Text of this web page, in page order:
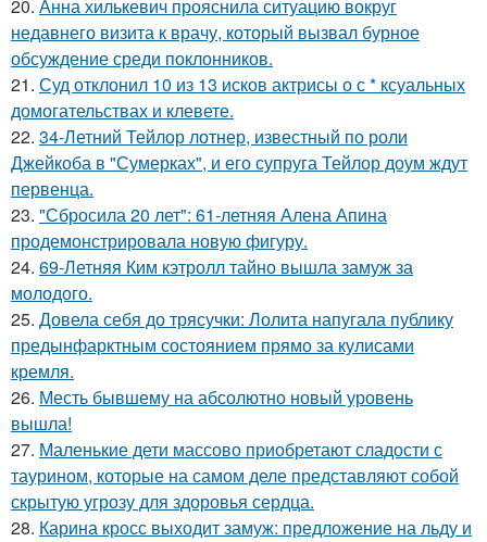
20. Анна хилькевич прояснила ситуацию вокруг
недавнего визита к врачу, который вызвал бурное
обсуждение среди поклонников.
21. Суд отклонил 10 из 13 исков актрисы о с * ксуальных
домогательствах и клевете.
22. 34-Летний Тейлор лотнер, известный по роли
Джейкоба в "Сумерках", и его супруга Тейлор доум ждут
первенца.
23. "Сбросила 20 лет": 61-летняя Алена Апина
продемонстрировала новую фигуру.
24. 69-Летняя Ким кэтролл тайно вышла замуж за
молодого.
25. Довела себя до трясучки: Лолита напугала публику
предынфарктным состоянием прямо за кулисами
кремля.
26. Месть бывшему на абсолютно новый уровень
вышла!
27. Маленькие дети массово приобретают сладости с
таурином, которые на самом деле представляют собой
скрытую угрозу для здоровья сердца.
28. Карина кросс выходит замуж: предложение на льду и